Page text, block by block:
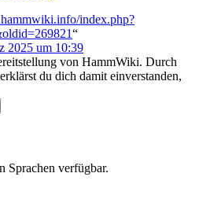
index.php?
“
2025 um 10:39
von HammWiki. Durch
du dich damit einverstanden,
Sprachen verfügbar.